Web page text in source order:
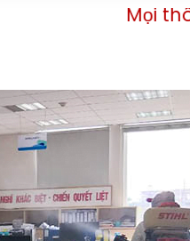
thông tin chi tiết